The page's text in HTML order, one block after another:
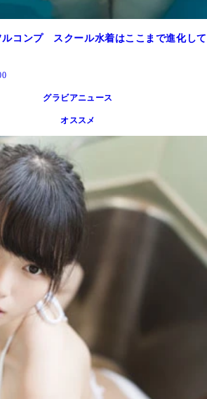
ルコンプ スクール水着はここまで進化して
グラビアニュース
オススメ